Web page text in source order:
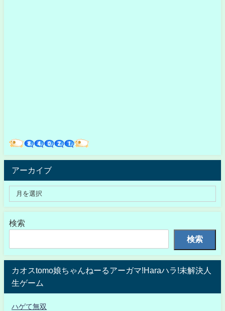
アーカイブ
検索
検索
カオスtomo娘ちゃんねーるアーガマ!Haraハラ!未解決人
生ゲーム
ハゲて無双